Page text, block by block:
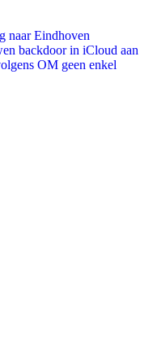
naar Eindhoven
backdoor in iCloud aan
OM geen enkel